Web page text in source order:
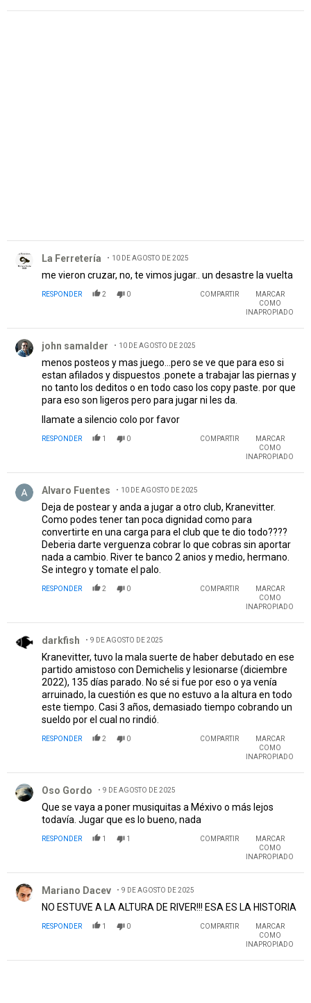
La Ferretería 10 DE AGOSTO DE 2025
me vieron cruzar, no, te vimos jugar.. un desastre la vuelta
RESPONDER 2 0 COMPARTIR
MARCAR
COMO
INAPROPIADO
john samalder 10 DE AGOSTO DE 2025
menos posteos y mas juego...pero se ve que para eso si
estan afilados y dispuestos .ponete a trabajar las piernas y
no tanto los deditos o en todo caso los copy paste. por que
para eso son ligeros pero para jugar ni les da.
llamate a silencio colo por favor
RESPONDER 1 0 COMPARTIR
MARCAR
COMO
INAPROPIADO
Alvaro Fuentes 10 DE AGOSTO DE 2025
Deja de postear y anda a jugar a otro club, Kranevitter.
Como podes tener tan poca dignidad como para
convertirte en una carga para el club que te dio todo????
Deberia darte verguenza cobrar lo que cobras sin aportar
nada a cambio. River te banco 2 anios y medio, hermano.
Se integro y tomate el palo.
RESPONDER 2 0 COMPARTIR
MARCAR
COMO
INAPROPIADO
darkfish 9 DE AGOSTO DE 2025
Kranevitter, tuvo la mala suerte de haber debutado en ese
partido amistoso con Demichelis y lesionarse (diciembre
2022), 135 días parado. No sé si fue por eso o ya venía
arruinado, la cuestión es que no estuvo a la altura en todo
este tiempo. Casi 3 años, demasiado tiempo cobrando un
sueldo por el cual no rindió.
RESPONDER 2 0 COMPARTIR
MARCAR
COMO
INAPROPIADO
Oso Gordo 9 DE AGOSTO DE 2025
Que se vaya a poner musiquitas a Méxivo o más lejos
todavía. Jugar que es lo bueno, nada
RESPONDER 1 1 COMPARTIR
MARCAR
COMO
INAPROPIADO
Mariano Dacev 9 DE AGOSTO DE 2025
NO ESTUVE A LA ALTURA DE RIVER!!! ESA ES LA HISTORIA
RESPONDER 1 0 COMPARTIR
MARCAR
COMO
INAPROPIADO